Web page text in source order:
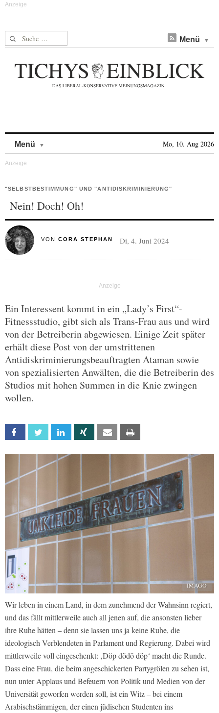
Suche nach: Menü
Menü Mo, 10. Aug 2026
"SELBSTBESTIMMUNG" UND "ANTIDISKRIMINIERUNG"
Nein! Doch! Oh!
VON CORA STEPHAN Di, 4. Juni 2024
Ein Interessent kommt in ein „Lady’s First“-
Fitnessstudio, gibt sich als Trans-Frau aus und wird
von der Betreiberin abgewiesen. Einige Zeit später
erhält diese Post von der umstrittenen
Antidiskriminierungsbeauftragten Ataman sowie
von spezialisierten Anwälten, die die Betreiberin des
Studios mit hohen Summen in die Knie zwingen
wollen.
Facebook Twitter Linkedin Xing Email
IMAGO
Wir leben in einem Land, in dem zunehmend der Wahnsinn regiert,
und das fällt mittlerweile auch all jenen auf, die ansonsten lieber
ihre Ruhe hätten – denn sie lassen uns ja keine Ruhe, die
ideologisch Verblendeten in Parlament und Regierung. Dabei wird
mittlerweile voll eingeschenkt: ‚Döp dödö döp‘ macht die Runde.
Dass eine Frau, die beim angeschickerten Partygrölen zu sehen ist,
nun unter Applaus und Befeuern von Politik und Medien von der
Universität geworfen werden soll, ist ein Witz – bei einem
Arabischstämmigen, der einen jüdischen Studenten ins